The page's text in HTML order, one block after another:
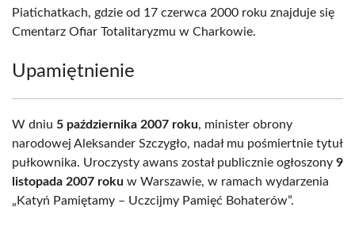
Piatichatkach, gdzie od 17 czerwca 2000 roku znajduje się
Cmentarz Ofiar Totalitaryzmu w Charkowie.
Upamiętnienie
W dniu 5 października 2007 roku, minister obrony
narodowej Aleksander Szczygło, nadał mu pośmiertnie tytuł
pułkownika. Uroczysty awans został publicznie ogłoszony 9
listopada 2007 roku w Warszawie, w ramach wydarzenia
„Katyń Pamiętamy – Uczcijmy Pamięć Bohaterów”.